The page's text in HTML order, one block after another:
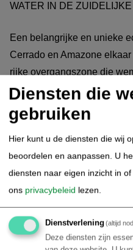
WATER IN DE
Een belangrijke en unieke
Cerrado en Amazone
rijke overgangszone die
overlappend gebied leven
zoogdieren, waaronder 7
585 vogelsoorten vinden er
explosie van biodiversiteit.
Zuidelijke
Ecolodge (Dag 2
Begin de dag met een
fototocht (om 6 uur) op de
Diensten die
gebruiken
Hier kunt u de diensten die wij
beoordelen en aanpassen. U
diensten naar eigen inzicht in of
ons privacybeleid lezen.
Dienstverlening(altijd
Deze diensten zijn